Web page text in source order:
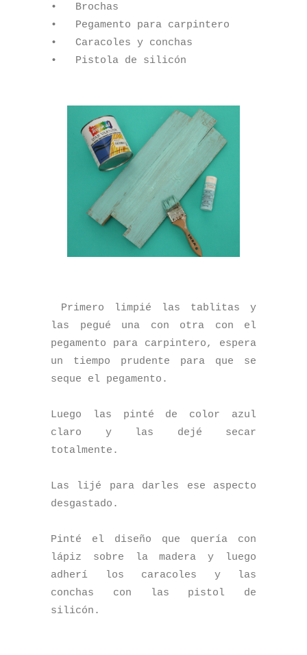
•
Brochas
•
Pegamento para carpintero
•
Caracoles y conchas
•
Pistola de silicón
Primero limpié las tablitas y
las pegué una con otra con el
pegamento para carpintero, espera
un tiempo prudente para que se
seque el pegamento.
Luego las pinté de color azul
claro y las dejé secar
totalmente.
Las lijé para darles ese aspecto
desgastado.
Pinté el diseño que quería con
lápiz sobre la madera y luego
adherí los caracoles y las
conchas con las pistol de
silicón.